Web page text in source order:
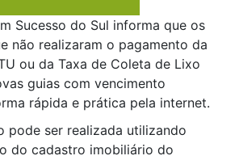
Sucesso do Sul informa que os
não realizaram o pagamento da
ou da Taxa de Coleta de Lixo
guias com vencimento
rápida e prática pela internet.
pode ser realizada utilizando
do cadastro imobiliário do